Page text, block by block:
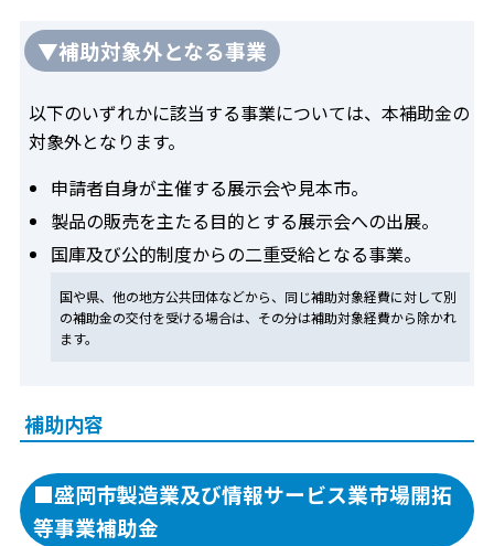
▼補助対象外となる事業
以下のいずれかに該当する事業については、本補助金の
対象外となります。
申請者自身が主催する展示会や見本市。
製品の販売を主たる目的とする展示会への出展。
国庫及び公的制度からの二重受給となる事業。
国や県、他の地方公共団体などから、同じ補助対象経費に対して別
の補助金の交付を受ける場合は、その分は補助対象経費から除かれ
ます。
補助内容
■盛岡市製造業及び情報サービス業市場開拓
等事業補助金